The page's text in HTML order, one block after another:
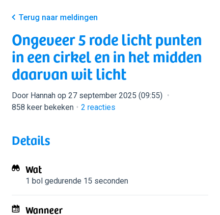
Terug naar meldingen
Ongeveer 5 rode licht punten
in een cirkel en in het midden
daarvan wit licht
Door Hannah op 27 september 2025 (09:55)
858 keer bekeken
2 reacties
Details
Wat
1 bol gedurende 15 seconden
Wanneer